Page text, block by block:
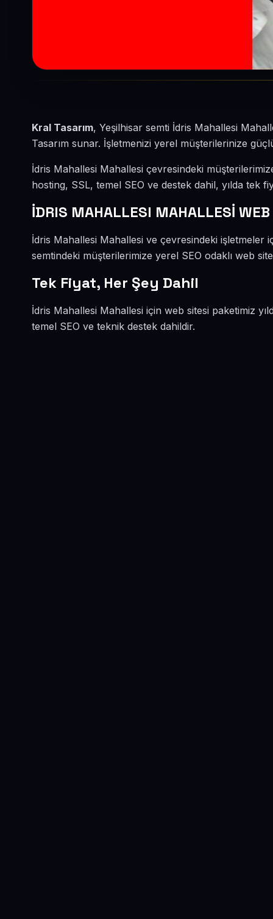
Kral Tasarım, Yeşilhisar semti İdris Mahallesi
Tasarım sunar. İşletmenizi yerel müşterilerinize
İdris Mahallesi Mahallesi çevresindeki
hosting, SSL, temel SEO ve destek dahil, yılda tek
İDRIS MAHALLESI MAHALLESİ
İdris Mahallesi Mahallesi ve çevresindeki işletmeler
semtindeki müşterilerimize yerel SEO odaklı web
Tek Fiyat, Her Şey Dahil
İdris Mahallesi Mahallesi için web sitesi paketimiz
temel SEO ve teknik destek dahildir.